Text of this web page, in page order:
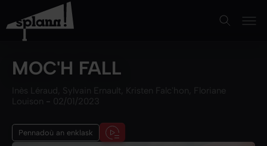
MOC'H FALL
Inès Léraud, Sylvain Ernault, Kristen Falc'hon, Floriane
Louison - 02/01/2023
Pennadoù an enklask